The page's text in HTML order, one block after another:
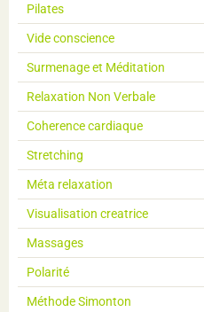
Pilates
Vide conscience
Surmenage et Méditation
Relaxation Non Verbale
Coherence cardiaque
Stretching
Méta relaxation
Visualisation creatrice
Massages
Polarité
Méthode Simonton